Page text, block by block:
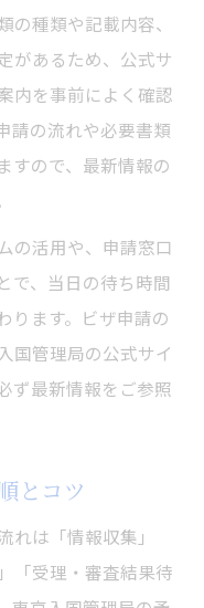
種類や記載内容、
があるため、公式サ
内を事前によく確認
請の流れや必要書類
すので、最新情報の
の活用や、申請窓口
で、当日の待ち時間
ります。ビザ申請の
国管理局の公式サイ
ず最新情報をご参照
とコツ
は「情報収集」
「受理・審査結果待